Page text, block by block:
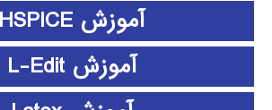
آموزش HSPICE
آموزش L-Edit